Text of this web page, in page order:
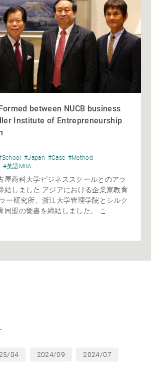
between NUCB business
Institute of Entrepreneurship
#Japan #Case #Method
#英語MBA
屋商科大学ビジネススクールとのアラ
結しました アジアにおける企業家教育
ー研究所、浙江大学管理学院とシルク
同盟の覚書を締結しました。 こ...
04 2024/09 2024/07